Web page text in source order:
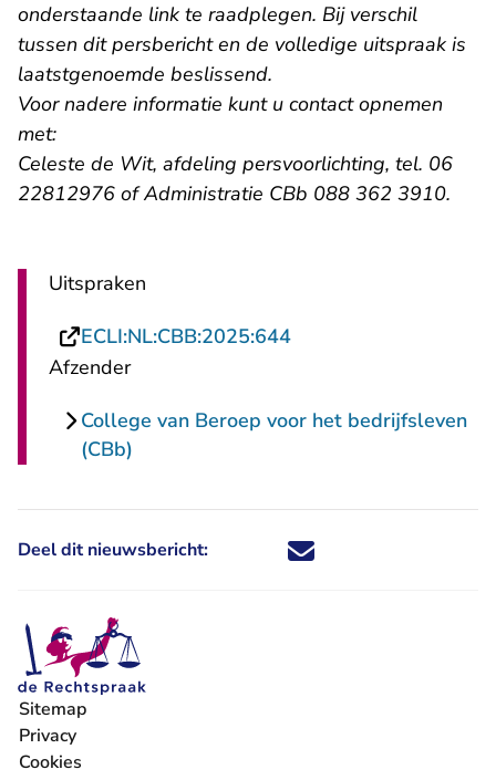
onderstaande link te raadplegen. Bij verschil
tussen dit persbericht en de volledige uitspraak is
laatstgenoemde beslissend.
Voor nadere informatie kunt u contact opnemen
met:
Celeste de Wit, afdeling persvoorlichting, tel. 06
22812976 of Administratie CBb 088 362 3910.
Uitspraken
ECLI:NL:CBB:2025:644- U verlaat
Afzender
College van Beroep voor het bedrijfsleven
(CBb)
Deel dit nieuwsbericht: Deel dit nieuwsbericht via X -
Deel dit nieuwsbericht via
Deel dit nieuwsbericht
Deel dit
Sitemap
Privacy
Cookies